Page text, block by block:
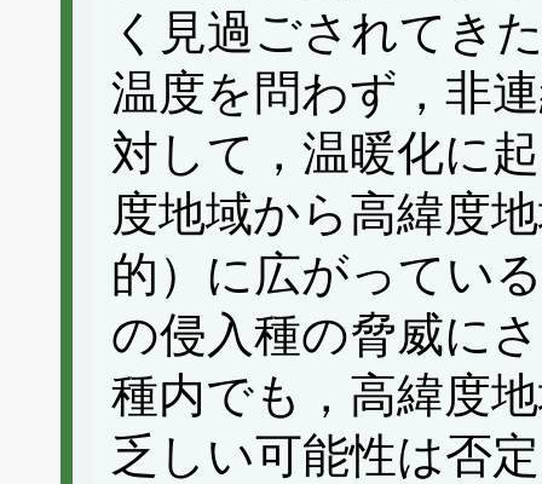
く見過ごされてき
温度を問わず，非
対して，温暖化に
度地域から高緯度
的）に広がってい
の侵入種の脅威に
種内でも，高緯度
乏しい可能性は否